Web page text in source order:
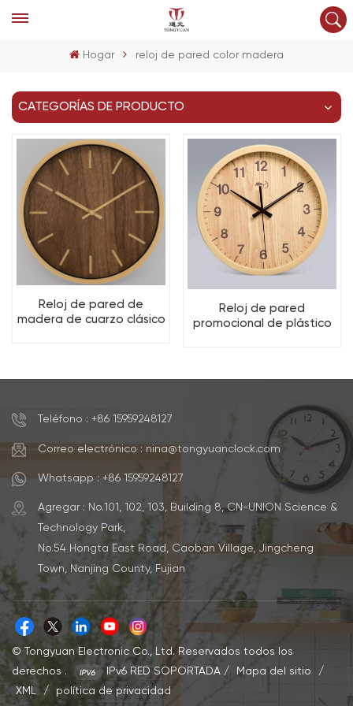
Hogar reloj de pared color madera
CATEGORÍAS DE PRODUCTO
Reloj de pared de
madera de cuarzo clásico
personalizable.
Reloj de pared
promocional de plástico
transferencia, a pilas,
Teléfono : +86 15959248127
Correo electrónico : nina@tongyuanclock.com
Whatsapp : +86 15959248127
Agregar : No.101, 102, 103, Building 8, CN-UNION Science &
Technology Park,
No.54 Hongta East Road, Caoban Village, Jingcheng
Town, Nanjing County, Fujian
© Tongyuan Electronic Co., Ltd. Reservados todos los
derechos .
IPv6 RED SOPORTADA/ Mapa del sitio
/
XML
/ política de privacidad